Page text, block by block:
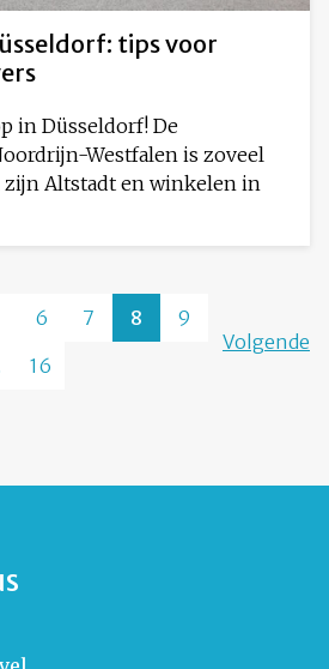
tips voor
in Düsseldorf! De
Westfalen is zoveel
zijn Altstadt en winkelen in
6 7 8
9
16
Volgende